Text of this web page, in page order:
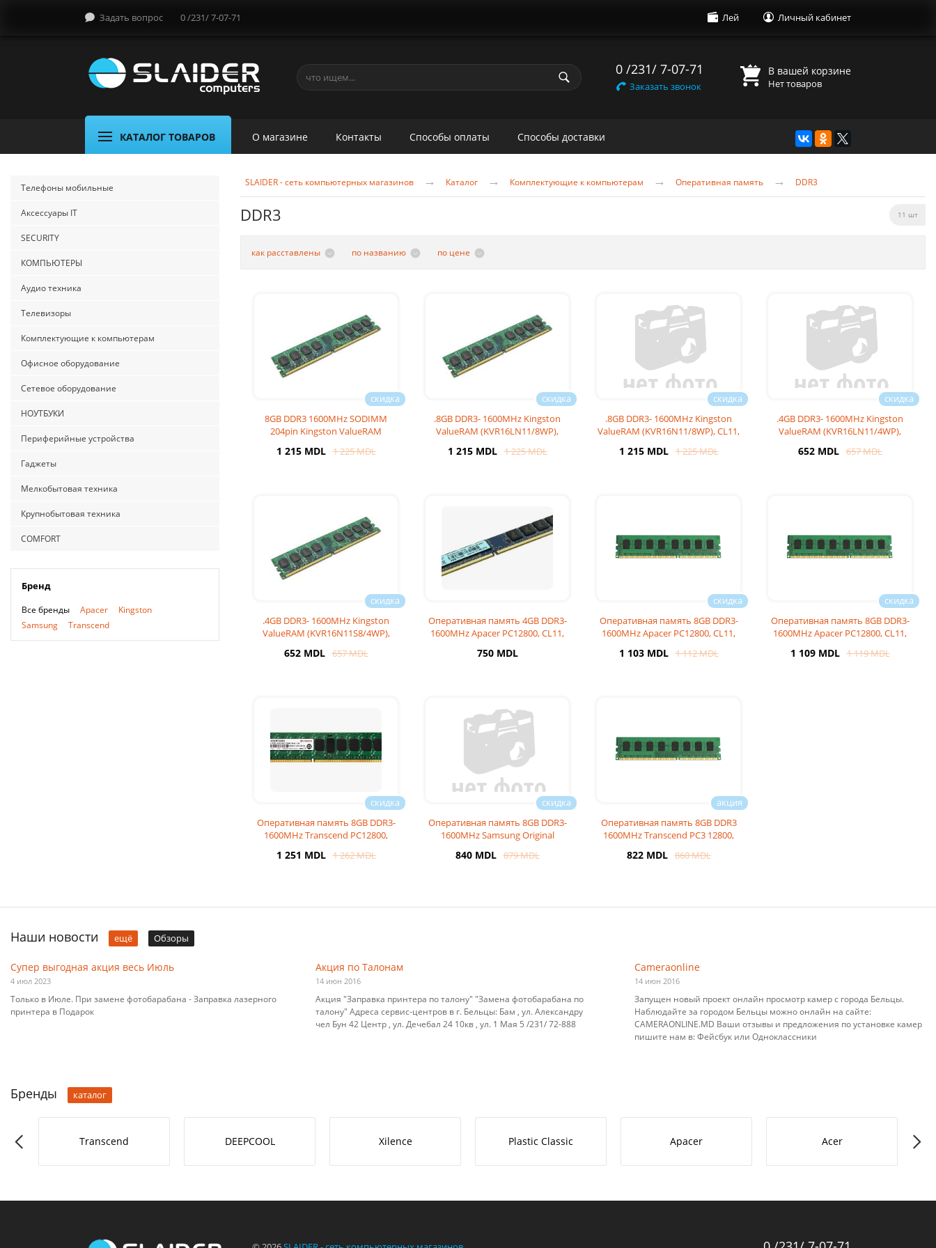
Задать вопрос 0 /231/ 7-07-71 Личный кабинет
Лей
0 /231/ 7-07-71
Заказать звонок
В вашей корзине
Нет товаров
КАТАЛОГ ТОВАРОВ О магазине Контакты Способы оплаты Способы доставки
Телефоны мобильные
Аксессуары IT
SECURITY
КОМПЬЮТЕРЫ
Аудио техника
Телевизоры
Комплектующие к компьютерам
Офисное оборудование
Сетевое оборудование
НОУТБУКИ
Периферийные устройства
Гаджеты
Мелкобытовая техника
Крупнобытовая техника
COMFORT
Бренд
Все бренды Apacer
Kingston
Samsung
Transcend
SLAIDER - сеть компьютерных магазинов → Каталог → Комплектующие к компьютерам → Оперативная память → DDR3
11 шт
DDR3
как расставлены по названию по цене
8GB DDR3 1600MHz SODIMM
204pin Kingston ValueRAM
1 215 MDL 1 225 MDL
.8GB DDR3- 1600MHz Kingston
ValueRAM (KVR16LN11/8WP),
1 215 MDL 1 225 MDL
.8GB DDR3- 1600MHz Kingston
ValueRAM (KVR16N11/8WP), CL11,
1 215 MDL 1 225 MDL
.4GB DDR3- 1600MHz Kingston
ValueRAM (KVR16LN11/4WP),
652 MDL 657 MDL
.4GB DDR3- 1600MHz Kingston
ValueRAM (KVR16N11S8/4WP),
652 MDL 657 MDL
Оперативная память 4GB DDR3-
1600MHz Apacer PC12800, CL11,
750 MDL
Оперативная память 8GB DDR3-
1600MHz Apacer PC12800, CL11,
1 103 MDL 1 112 MDL
Оперативная память 8GB DDR3-
1600MHz Apacer PC12800, CL11,
1 109 MDL 1 119 MDL
Оперативная память 8GB DDR3-
1600MHz Transcend PC12800,
1 251 MDL 1 262 MDL
Оперативная память 8GB DDR3-
1600MHz Samsung Original
840 MDL 879 MDL
Оперативная память 8GB DDR3
1600MHz Transcend PC3 12800,
822 MDL 860 MDL
Наши новости ещё Обзоры
Супер выгодная акция весь Июль
4 июл 2023
Только в Июле. При замене фотобарабана - Заправка лазерного
принтера в Подарок
Акция по Талонам
14 июн 2016
Акция "Заправка принтера по талону" "Замена фотобарабана по
талону" Адреса сервис-центров в г. Бельцы: Бам , ул. Александру
чел Бун 42 Центр , ул. Дечебал 24 10кв , ул. 1 Мая 5 /231/ 72-888
Cameraonline
14 июн 2016
Запущен новый проект онлайн просмотр камер с города Бельцы.
Наблюдайте за городом Бельцы можно онлайн на сайте:
CAMERAONLINE.MD Ваши отзывы и предложения по установке камер
пишите нам в: Фейсбук или Одноклассники
Бренды каталог
Transcend DEEPCOOL Xilence Plastic Classic Apacer Acer